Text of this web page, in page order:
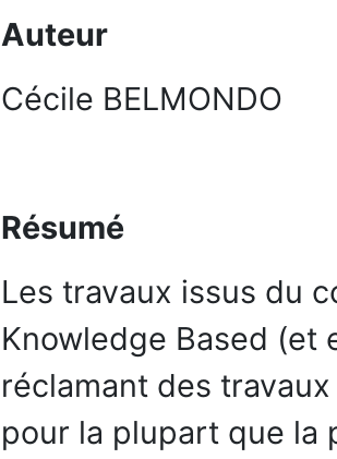
Auteur
Cécile BELMONDO
Résumé
Les travaux issus du
Knowledge Based (et
réclamant des
pour la plupart que la